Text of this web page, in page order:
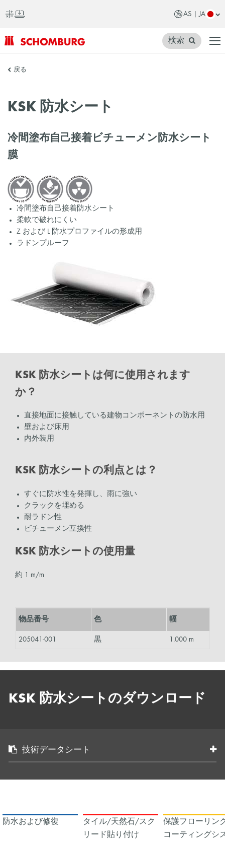
AS | JA
SCHOMBURG
ジ
検索
戻る
KSK 防水シート
冷間塗布自己接着ビチューメン防水シート
膜
冷間塗布自己接着防水シート
柔軟で破れにくい
Z および L 防水プロファイルの形成用
ラドンプルーフ
KSK 防水シートは何に使用されます
か？
直接地面に接触している建物コンポーネントの防水用
壁および床用
内外装用
KSK 防水シートの利点とは？
すぐに防水性を発揮し、雨に強い
クラックを埋める
耐ラドン性
ビチューメン互換性
KSK 防水シートの使用量
約 1 m/m
物品番号 色 幅
205041-001 黒 1.000 m
KSK 防水シートのダウンロード
技術データシート
防水および修復
タイル/天然石/スク
リード貼り付け
保護フローリン
コーティングシ